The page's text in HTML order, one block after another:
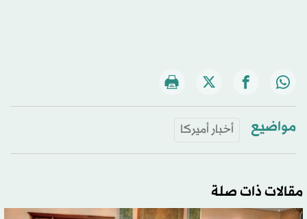
مواضيع أخبار أميركا
مقالات ذات صلة